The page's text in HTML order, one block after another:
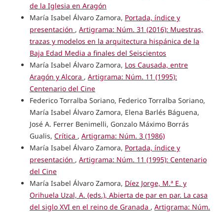
de la Iglesia en Aragón
María Isabel Álvaro Zamora, Portada, índice y
presentación , Artigrama: Núm. 31 (2016): Muestras,
trazas y modelos en la arquitectura hispánica de la
Baja Edad Media a finales del Seiscientos
María Isabel Álvaro Zamora, Los Causada, entre
Aragón y Alcora , Artigrama: Núm. 11 (1995):
Centenario del Cine
Federico Torralba Soriano, Federico Torralba Soriano,
María Isabel Álvaro Zamora, Elena Barlés Báguena,
José A. Ferrer Benimelli, Gonzalo Máximo Borrás
Gualis, Crítica , Artigrama: Núm. 3 (1986)
María Isabel Álvaro Zamora, Portada, índice y
presentación , Artigrama: Núm. 11 (1995): Centenario
del Cine
María Isabel Álvaro Zamora, Díez Jorge, M.ª E. y
Orihuela Uzal, A. (eds.), Abierta de par en par. La casa
del siglo XVI en el reino de Granada , Artigrama: Núm.